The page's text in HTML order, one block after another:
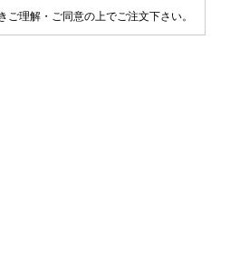
理解・ご同意の上でご注文下さい。